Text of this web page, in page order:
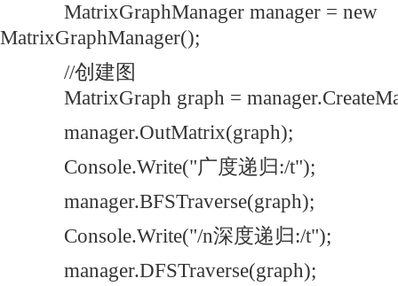
MatrixGraphManager manager = new
MatrixGraphManager();
//创建图
MatrixGraph graph =
manager.OutMatrix(graph);
Console.Write("广度递归:/t");
manager.BFSTraverse(graph);
Console.Write("/n深度递归:/t");
manager.DFSTraverse(graph);